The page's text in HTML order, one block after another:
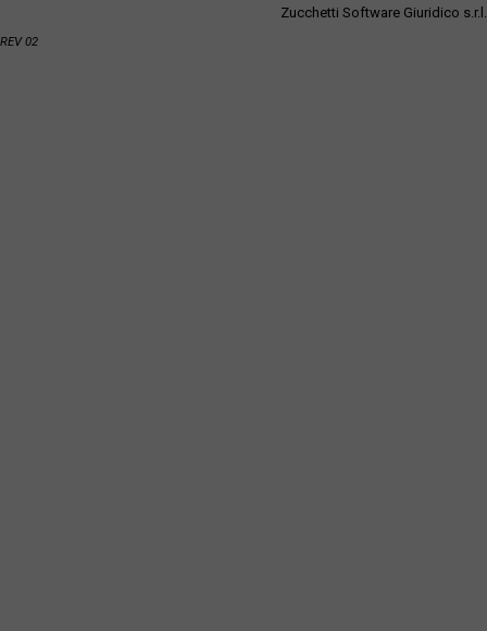
Zucchetti Software Giuridico s.r.l.
REV 02